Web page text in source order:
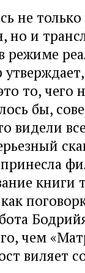
не
но и
режиме
то, чего
бы,
видели
книги
чем
виляет